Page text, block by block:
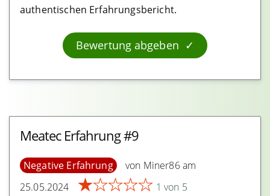
Interest Plattformen
Kostenlos und Geschenkt
Debitkarten
Visa Karten
Mastercard Karten
Eftpos Karten
authentischen Erfahrungsbericht.
Bewertung abgeben
Meatec Erfahrung #9
Negative Erfahrung
von Miner86 am
25.05.2024
★★★★★ 1 von 5